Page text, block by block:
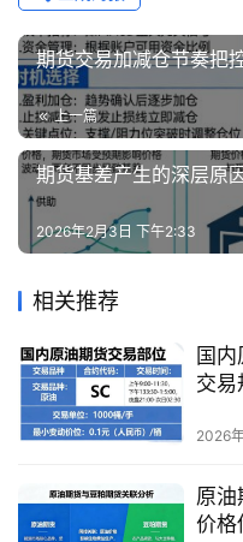
期货交易加减仓节奏把
上一篇
期货基差产生的深层原
2026年2月3日 下午2:33
相关推荐
国
交易
2026
原
价格